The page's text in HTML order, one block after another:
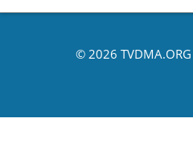
© 2026 TVDMA.ORG